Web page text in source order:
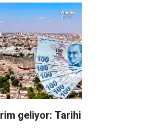
geliyor: Tarihi